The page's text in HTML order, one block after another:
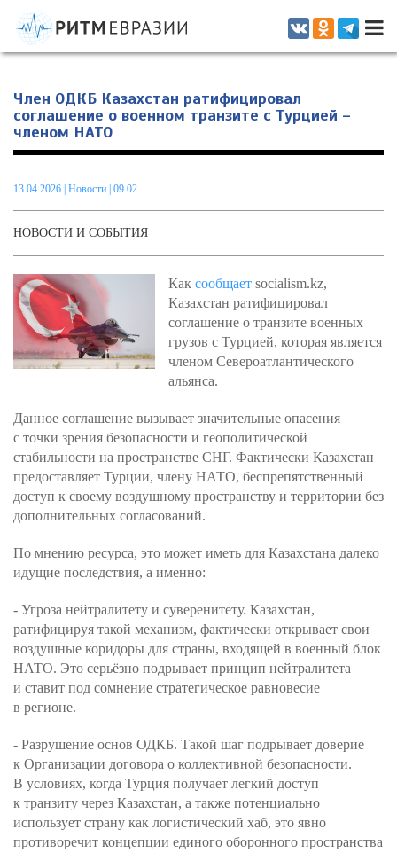
Информационно-аналитическое издание, посвященное актуальным
проблемам интеграции на постсоветском пространстве
Член ОДКБ Казахстан ратифицировал
соглашение о военном транзите с Турцией –
членом НАТО
13.04.2026 Новости | 09.02
НОВОСТИ И СОБЫТИЯ
Как сообщает socialism.kz,
Казахстан ратифицировал
соглашение о транзите военных
грузов с Турцией, которая является
членом Североатлантического
альянса.
Данное соглашение вызывает значительные опасения
с точки зрения безопасности и геополитической
стабильности на пространстве СНГ. Фактически Казахстан
предоставляет Турции, члену НАТО, беспрепятственный
доступ к своему воздушному пространству и территории без
дополнительных согласований.
По мнению ресурса, это может иметь для Казахстана далеко
идущие последствия, а именно:
- Угроза нейтралитету и суверенитету. Казахстан,
ратифицируя такой механизм, фактически открывает свои
воздушные коридоры для страны, входящей в военный блок
НАТО. Это серьёзно подрывает принцип нейтралитета
и ставит под сомнение стратегическое равновесие
в регионе.
- Разрушение основ ОДКБ. Такой шаг подрывает доверие
к Организации договора о коллективной безопасности.
В условиях, когда Турция получает легкий доступ
к транзиту через Казахстан, а также потенциально
использует страну как логистический хаб, это явно
противоречит концепции единого оборонного пространства